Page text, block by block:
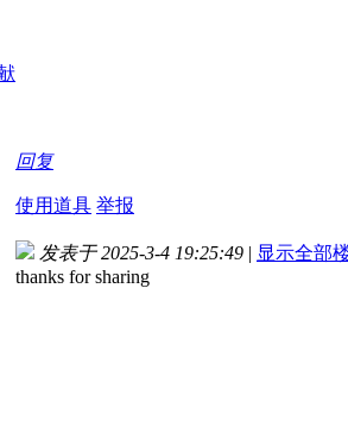
回复
使用道具 举报
发表于 2025-3-4 19:25:49 | 显示全部
thanks for sharing